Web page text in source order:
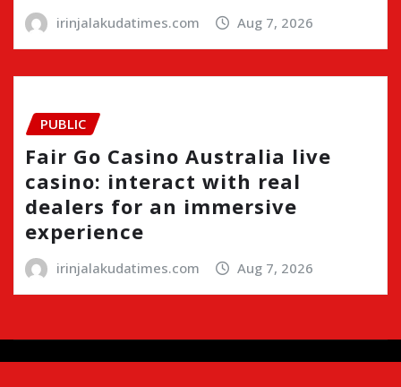
irinjalakudatimes.com Aug 7, 2026
PUBLIC
Fair Go Casino Australia live
casino: interact with real
dealers for an immersive
experience
irinjalakudatimes.com Aug 7, 2026